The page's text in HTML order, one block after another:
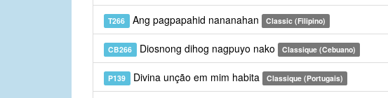
T266 Ang pagpapahid nananahan Classic (Filipino)
CB266 Diosnong dihog nagpuyo nako Classique (Cebuano)
P139 Divina unção em mim habita Classique (Portugais)